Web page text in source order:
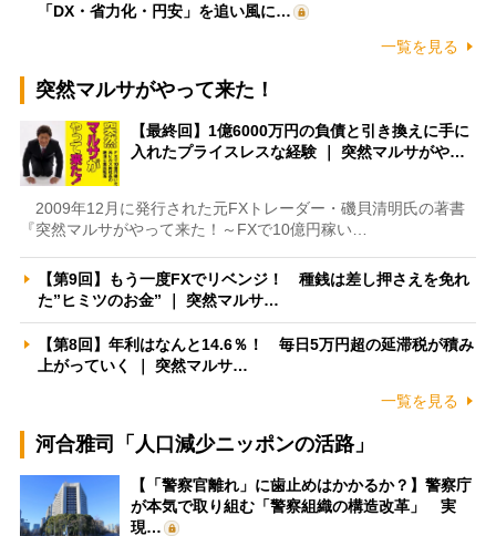
「DX・省力化・円安」を追い風に…
一覧を見る
突然マルサがやって来た！
【最終回】1億6000万円の負債と引き換えに手に
入れたプライスレスな経験 ｜ 突然マルサがや…
2009年12月に発行された元FXトレーダー・磯貝清明氏の著書
『突然マルサがやって来た！～FXで10億円稼い…
【第9回】もう一度FXでリベンジ！ 種銭は差し押さえを免れ
た”ヒミツのお金” ｜ 突然マルサ…
【第8回】年利はなんと14.6％！ 毎日5万円超の延滞税が積み
上がっていく ｜ 突然マルサ…
一覧を見る
河合雅司「人口減少ニッポンの活路」
【「警察官離れ」に歯止めはかかるか？】警察庁
が本気で取り組む「警察組織の構造改革」 実
現…